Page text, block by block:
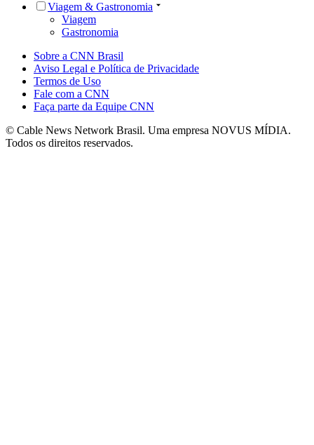
Viagem & Gastronomia
Viagem
Gastronomia
Sobre a CNN Brasil
Aviso Legal e Política de Privacidade
Termos de Uso
Fale com a CNN
Faça parte da Equipe CNN
© Cable News Network Brasil. Uma empresa NOVUS MÍDIA.
Todos os direitos reservados.